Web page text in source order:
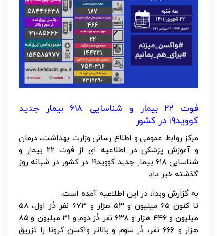
فوت ۲۲ بیمار و شناسایی ۶۱۸ بیمار جدید
کووید۱۹ در کشور
مرکز روابط عمومی و اطلاع رسانی وزارت بهداشت، درمان
و آموزش پزشکی در اطلاعیه ای از فوت ۲۲ بیمار و
شناسایی ۶۱۸ بیمار جدید کووید۱۹ در کشور در شبانه روز
گذشته خبر داد.
به گزارش وبدا، در این اطلاعیه آمده است:
تا کنون ۶۵ میلیون و ۵۳ هزار و ۶۷۳ نفر دُز اول، ۵۸
میلیون و ۴۴۶ هزار و ۶۳۸ نفر دُز دوم و ۳۱ میلیون و ۸۵
هزار و ۶۶۶ نفر، دُز سوم و بالاتر واکسن کرونا را تزریق